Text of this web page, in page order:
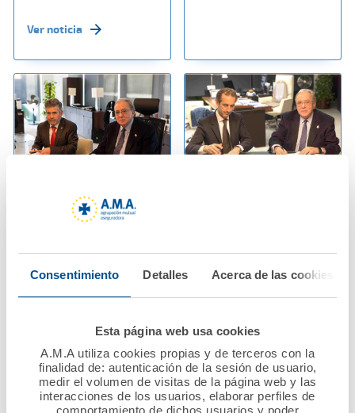
Consentimiento Detalles Acerca de las cookies
Esta página web usa cookies
A.M.A utiliza cookies propias y de terceros con la
finalidad de: autenticación de la sesión de usuario,
medir el volumen de visitas de la página web y las
interacciones de los usuarios, elaborar perfiles de
comportamiento de dichos usuarios y poder
Ver noticia
02 enero 2017
El Colegio de
nueva póliza de
Responsabilidad Civil
Ver noticia
Región y A.M.A.
renuevan su convenio
Ver noticia